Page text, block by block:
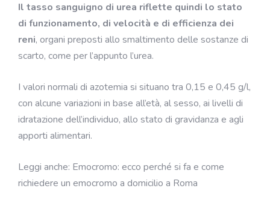
Il tasso sanguigno di urea riflette quindi lo stato
di funzionamento, di velocità e di efficienza dei
reni, organi preposti allo smaltimento delle sostanze di
scarto, come per l’appunto l’urea.
I valori normali di azotemia si situano tra 0,15 e 0,45 g/l,
con alcune variazioni in base all’età, al sesso, ai livelli di
idratazione dell’individuo, allo stato di gravidanza e agli
apporti alimentari.
Leggi anche: Emocromo: ecco perché si fa e come
richiedere un emocromo a domicilio a Roma